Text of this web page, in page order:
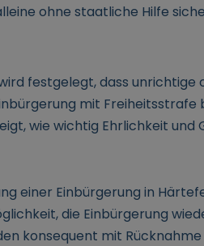
ohne staatliche Hilfe
festgelegt, dass unrichtige
mit Freiheitsstrafe
wie wichtig Ehrlichkeit und
einer Einbürgerung in
die Einbürgerung
konsequent mit